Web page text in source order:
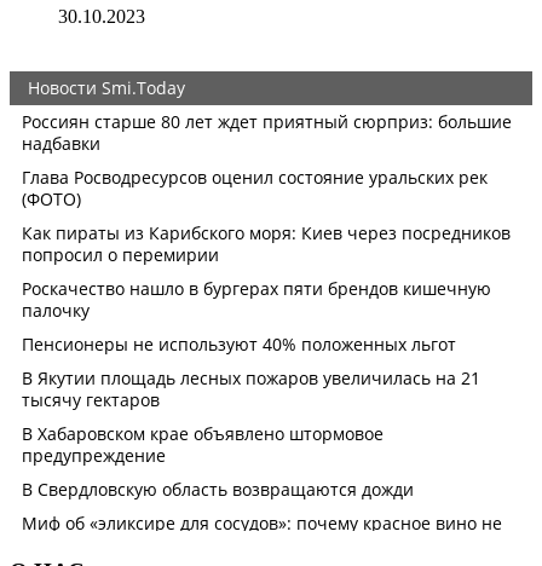
30.10.2023